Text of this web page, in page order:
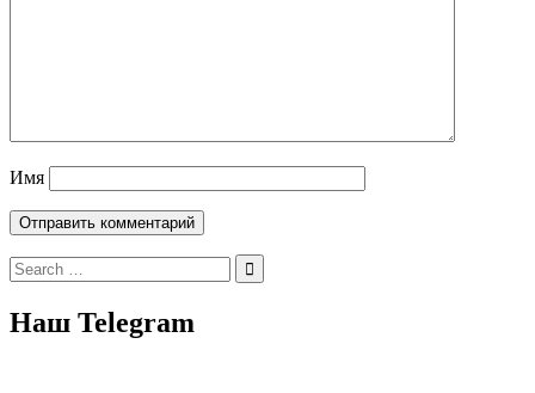
Имя
Search
for:
Наш Telegram